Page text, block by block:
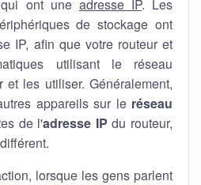
ont une adresse IP. Les
de stockage ont
IP, afin que votre routeur et
utilisant le réseau
et les utiliser. Généralement,
appareils sur le réseau
de l'adresse IP du routeur,
lorsque les gens parlent